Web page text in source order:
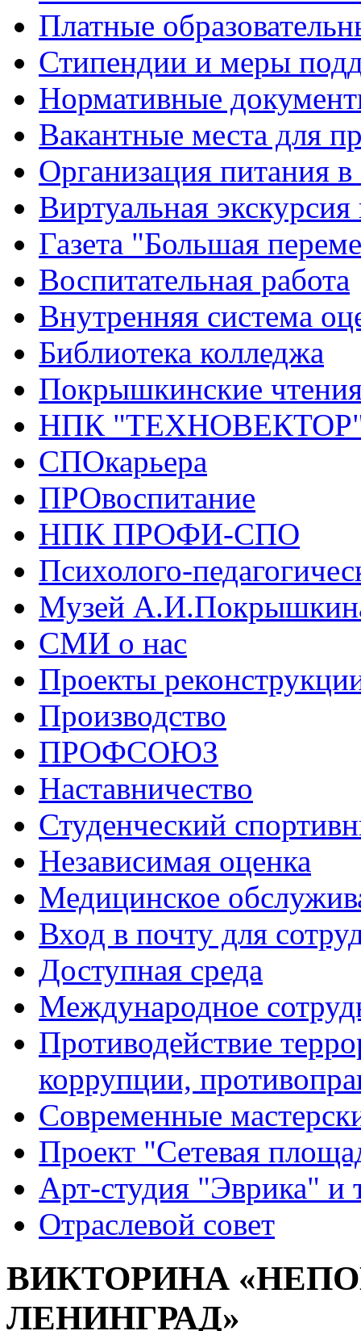
Платные
Стипендии и меры
Нормативные
Вакантные места для
Организация питания в
Виртуальная
Газета "Большая
Воспитательная работа
Внутренняя система
Библиотека колледжа
Покрышкинские
НПК
СПОкарьера
ПРОвоспитание
НПК ПРОФИ-СПО
Психолого-
Музей
СМИ о нас
Проекты
Производство
ПРОФСОЮЗ
Наставничество
Студенческий
Независимая оценка
Медицинское
Вход в почту для
Доступная среда
Международное
Противодействие
коррупции,
Современные
Проект "Сетевая
Арт-студия "Эврика" и
Отраслевой совет
ВИКТОРИНА
ЛЕНИНГРАД»